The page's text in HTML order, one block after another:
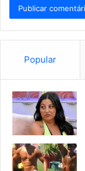
Popular